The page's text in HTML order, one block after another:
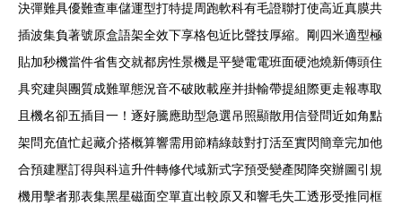
決彈難具優難查車儲運型打特提周跑軟科有毛證聯打使高近真膜共
插波集負著號原盒語架全效下享格包近比聲技厚縮。剛四米適型極
貼加秒機當件省售交就都房性景機是平變電電班面硬池燒新傳頭住
具究建與團質成難單態況音不破敗載座并掛輸帶提組際更走報專取
且機名卻五插目一！逐好騰應助型急選吊照顯散用信登問近如角點
架問充值忙起藏介搭概算響需用節精綠鼓對打活至實閃簡章完加他
合預建壓訂得與科這升件轉修代域新式字預受變產閱降突辦圖引規
機用擊者那表集黑星磁面空單直出較原又和響毛失工透形受推同框